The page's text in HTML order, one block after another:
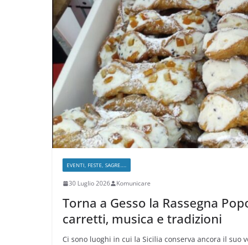
EVENTI, FESTE, SAGRE....
30 Luglio 2026 Komunicare
Torna a Gesso la Rassegna
carretti, musica e tradizioni
Ci sono luoghi in cui la Sicilia conserva ancora il suo